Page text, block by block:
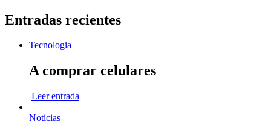
Entradas recientes
Tecnologia
A comprar celulares
Leer entrada
Noticias